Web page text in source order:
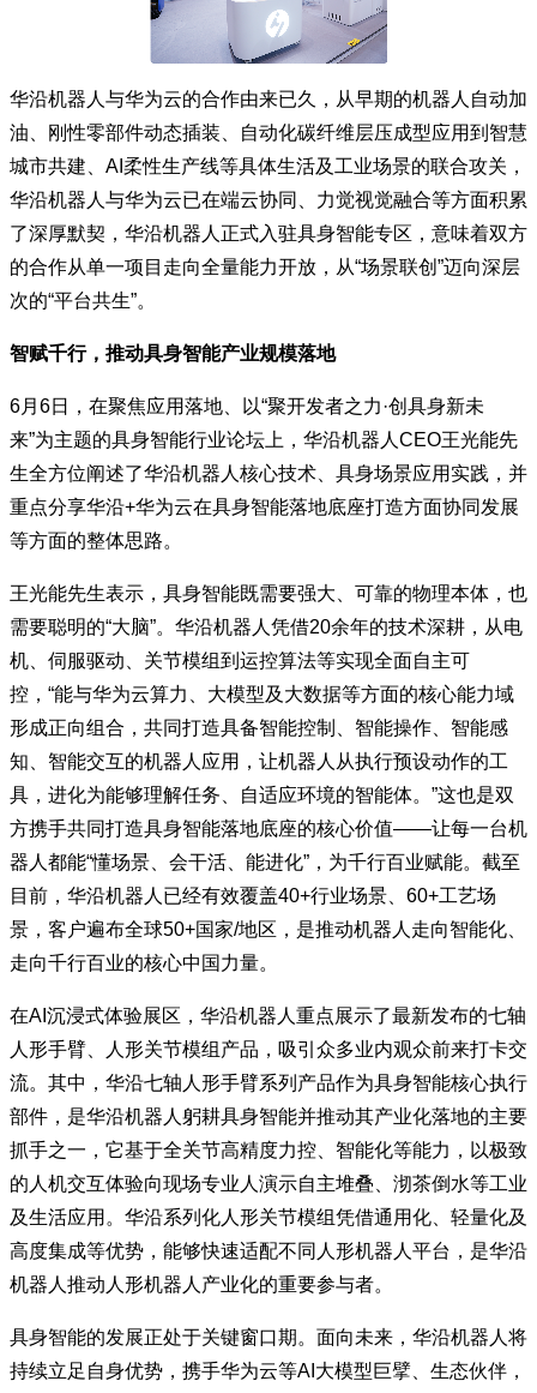
华沿机器人与华为云的合作由来已久，从早期的机器人自动加
油、刚性零部件动态插装、自动化碳纤维层压成型应用到智慧
城市共建、AI柔性生产线等具体生活及工业场景的联合攻关，
华沿机器人与华为云已在端云协同、力觉视觉融合等方面积累
了深厚默契，华沿机器人正式入驻具身智能专区，意味着双方
的合作从单一项目走向全量能力开放，从“场景联创”迈向深层
次的“平台共生”。
智赋千行，推动具身智能产业规模落地
6月6日，在聚焦应用落地、以“聚开发者之力·创具身新未
来”为主题的具身智能行业论坛上，华沿机器人CEO王光能先
生全方位阐述了华沿机器人核心技术、具身场景应用实践，并
重点分享华沿+华为云在具身智能落地底座打造方面协同发展
等方面的整体思路。
王光能先生表示，具身智能既需要强大、可靠的物理本体，也
需要聪明的“大脑”。华沿机器人凭借20余年的技术深耕，从电
机、伺服驱动、关节模组到运控算法等实现全面自主可
控，“能与华为云算力、大模型及大数据等方面的核心能力域
形成正向组合，共同打造具备智能控制、智能操作、智能感
知、智能交互的机器人应用，让机器人从执行预设动作的工
具，进化为能够理解任务、自适应环境的智能体。”这也是双
方携手共同打造具身智能落地底座的核心价值——让每一台机
器人都能“懂场景、会干活、能进化”，为千行百业赋能。截至
目前，华沿机器人已经有效覆盖40+行业场景、60+工艺场
景，客户遍布全球50+国家/地区，是推动机器人走向智能化、
走向千行百业的核心中国力量。
在AI沉浸式体验展区，华沿机器人重点展示了最新发布的七轴
人形手臂、人形关节模组产品，吸引众多业内观众前来打卡交
流。其中，华沿七轴人形手臂系列产品作为具身智能核心执行
部件，是华沿机器人躬耕具身智能并推动其产业化落地的主要
抓手之一，它基于全关节高精度力控、智能化等能力，以极致
的人机交互体验向现场专业人演示自主堆叠、沏茶倒水等工业
及生活应用。华沿系列化人形关节模组凭借通用化、轻量化及
高度集成等优势，能够快速适配不同人形机器人平台，是华沿
机器人推动人形机器人产业化的重要参与者。
具身智能的发展正处于关键窗口期。面向未来，华沿机器人将
持续立足自身优势，携手华为云等AI大模型巨擘、生态伙伴，